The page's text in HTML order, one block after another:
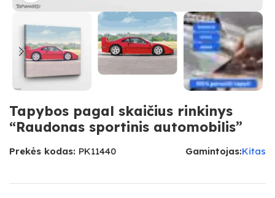
Tapybos pagal skaičius rinkinys
“Raudonas sportinis automobilis”
Prekės kodas: PK11440 Gamintojas:Kitas